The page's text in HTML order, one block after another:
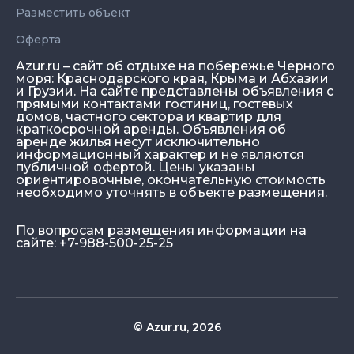
Azur.ru – сайт об отдыхе на побережье Черного
моря: Краснодарского края, Крыма и Абхазии
и Грузии. На сайте представлены объявления с
прямыми контактами гостиниц, гостевых
домов, частного сектора и квартир для
краткосрочной аренды. Объявления об
аренде жилья несут исключительно
информационный характер и не являются
публичной офертой. Цены указаны
ориентировочные, окончательную стоимость
необходимо уточнять в объекте размещения.
По вопросам размещения информации на
сайте: +7-988-500-25-25
Разместить объект
Оферта
© Azur.ru, 2026